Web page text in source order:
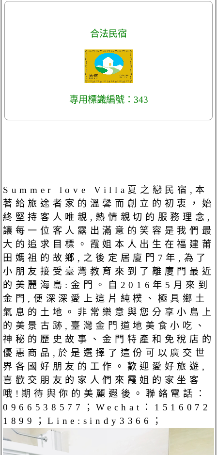
合法民宿
專用標識編號：343
Summer love Villa夏之戀民宿,本
著給旅途者家的溫馨而創立的初衷，始
終堅持客人唯親,熱情親切的服務理念,
讓每一位客人露出滿意的笑容是我們最
大的追求目標。霞姐本人出生在福建莆
田媽祖的故鄉,之後定居廈門7年,為了
小朋友接受臺灣教育來到了離廈門最近
的美麗海島:金門。自2016年5月來到
金門,便深深愛上這片純樸、極具鄉土
氣息的土地。非常樂意與您分享小島上
的美景古跡,臺灣金門道地美食小吃、
神秘的歷史故事、金門特產和免稅店的
優惠商品,於是選擇了這份可以廣交世
界各國好朋友的工作。歡迎愛好旅遊,
喜歡交朋友的家人們來霞姐的家坐客
哦!期待與你的美麗遐後。聯絡電話：
0966538577；Wechat：1516072
1899；Line:sindy3366；